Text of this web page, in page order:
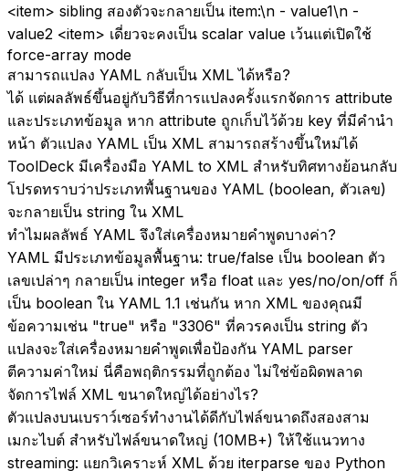
<item> sibling สองตัวจะกลายเป็น item:\n - value1\n -
value2 <item> เดี่ยวจะคงเป็น scalar value เว้นแต่เปิดใช้
force-array mode
สามารถแปลง YAML กลับเป็น XML ได้หรือ?
ได้ แต่ผลลัพธ์ขึ้นอยู่กับวิธีที่การแปลงครั้งแรกจัดการ attribute
และประเภทข้อมูล หาก attribute ถูกเก็บไว้ด้วย key ที่มีคำนำ
หน้า ตัวแปลง YAML เป็น XML สามารถสร้างขึ้นใหม่ได้
ToolDeck มีเครื่องมือ YAML to XML สำหรับทิศทางย้อนกลับ
โปรดทราบว่าประเภทพื้นฐานของ YAML (boolean, ตัวเลข)
จะกลายเป็น string ใน XML
ทำไมผลลัพธ์ YAML จึงใส่เครื่องหมายคำพูดบางค่า?
YAML มีประเภทข้อมูลพื้นฐาน: true/false เป็น boolean ตัว
เลขเปล่าๆ กลายเป็น integer หรือ float และ yes/no/on/off ก็
เป็น boolean ใน YAML 1.1 เช่นกัน หาก XML ของคุณมี
ข้อความเช่น "true" หรือ "3306" ที่ควรคงเป็น string ตัว
แปลงจะใส่เครื่องหมายคำพูดเพื่อป้องกัน YAML parser
ตีความค่าใหม่ นี่คือพฤติกรรมที่ถูกต้อง ไม่ใช่ข้อผิดพลาด
จัดการไฟล์ XML ขนาดใหญ่ได้อย่างไร?
ตัวแปลงบนเบราว์เซอร์ทำงานได้ดีกับไฟล์ขนาดถึงสองสาม
เมกะไบต์ สำหรับไฟล์ขนาดใหญ่ (10MB+) ให้ใช้แนวทาง
streaming: แยกวิเคราะห์ XML ด้วย iterparse ของ Python